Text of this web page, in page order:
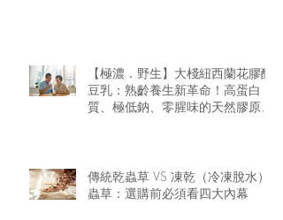
【極濃．野生】大棧紐西蘭花膠醇
豆乳：熟齡養生新革命！高蛋白
質、極低鈉、零腥味的天然膠原精
傳統乾蟲草 VS 凍乾（冷凍脫水）
蟲草：選購前必須看四大內幕